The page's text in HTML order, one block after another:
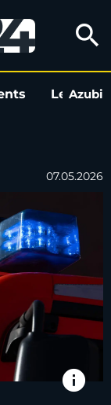
search
LeoAzubi
07.05.2026
info